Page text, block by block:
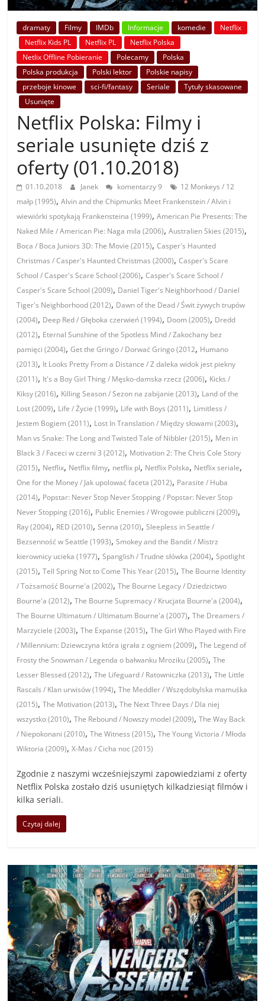
dramaty Filmy IMDb Informacje komedie
Netflix
Netflix Kids PL
Netflix PL
Netflix Polska
Netlix Offline Pobieranie
Polecamy
Polska
Polska produkcja
Polski lektor
Polskie napisy
przeboje kinowe
sci-fi/fantasy Seriale
Tytuły skasowane
Usunięte
Netflix Polska: Filmy i
seriale usunięte dziś z
oferty (01.10.2018)
01.10.2018 Janek komentarzy 9
12 Monkeys / 12
małp (1995),Alvin and the Chipmunks Meet Frankenstein / Alvin i
wiewiórki spotykają Frankensteina (1999),American Pie Presents: The
Naked Mile / American Pie: Naga mila (2006),Australien Skies (2015),
Boca / Boca Juniors 3D: The Movie (2015),Casper's Haunted
Christmas / Casper's Haunted Christmas (2000),Casper's Scare
School / Casper's Scare School (2006),Casper's Scare School /
Casper's Scare School (2009), Daniel Tiger's Neighborhood / Daniel
Tiger's Neighborhood (2012), Dawn of the Dead / Świt żywych trupów
(2004), Deep Red / Głęboka czerwień (1994), Doom (2005), Dredd
(2012), Eternal Sunshine of the Spotless Mind / Zakochany bez
pamięci (2004),Get the Gringo / Dorwać Gringo (2012, Humano
(2013), It Looks Pretty From a Distance / Z daleka widok jest piekny
(2011), It's a Boy Girl Thing / Męsko-damska rzecz (2006), Kicks /
Kiksy (2016), Killing Season / Sezon na zabijanie (2013), Land of the
Lost (2009), Life / Życie (1999), Life with Boys (2011), Limitless /
Jestem Bogiem (2011), Lost In Translation / Między słowami (2003),
Man vs Snake: The Long and Twisted Tale of Nibbler (2015), Men in
Black 3 / Faceci w czerni 3 (2012), Motivation 2: The Chris Cole Story
(2015), Netflix, Netflix filmy, netflix pl, Netflix Polska, Netflix seriale,
One for the Money / Jak upolować faceta (2012), Parasite / Huba
(2014), Popstar: Never Stop Never Stopping / Popstar: Never Stop
Never Stopping (2016), Public Enemies / Wrogowie publiczni (2009),
Ray (2004), RED (2010),Senna (2010),Sleepless in Seattle /
Bezsenność w Seattle (1993),Smokey and the Bandit / Mistrz
kierownicy ucieka (1977),Spanglish / Trudne słówka (2004),Spotlight
(2015),Tell Spring Not to Come This Year (2015),The Bourne Identity
/ Tożsamość Bourne'a (2002),The Bourne Legacy / Dziedzictwo
Bourne'a (2012),The Bourne Supremacy / Krucjata Bourne'a (2004),
The Bourne Ultimatum / Ultimatum Bourne'a (2007),The Dreamers /
Marzyciele (2003),The Expanse (2015),The Girl Who Played with Fire
/ Millennium: Dziewczyna która igrała z ogniem (2009),The Legend of
Frosty the Snowman / Legenda o bałwanku Mroziku (2005),The
Lesser Blessed (2012),The Lifeguard / Ratowniczka (2013),The Little
Rascals / Klan urwisów (1994),The Meddler / Wszędobylska mamuśka
(2015),The Motivation (2013),The Next Three Days / Dla niej
wszystko (2010),The Rebound / Nowszy model (2009),The Way Back
/ Niepokonani (2010),The Witness (2015),The Young Victoria / Młoda
Wiktoria (2009),X-Mas / Cicha noc (2015)
Zgodnie z naszymi wcześniejszymi zapowiedziami z oferty
Netflix Polska zostało dziś usuniętych kilkadziesiąt filmów i
kilka seriali.
Czytaj dalej